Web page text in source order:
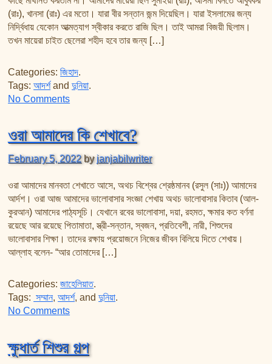
শায়খ আহমদ মুসা জিবরীলের বই সমূহ
(রাঃ), খানসা (রাঃ) এর মতো। যারা বীর সন্তান জন্ম দিয়েছিল। যারা ইসলামের জন্য
নির্দ্বিধায় যেকোন আত্মত্যাগ স্বীকার করতে রাজি ছিল। তাই আমরা বিজয়ী ছিলাম।
তখন মায়েরা চাইত ছেলেরা শহীদ হবে তার জন্য […]
Categories: জিহাদ.
Tags: আদর্শandদুনিয়া.
No Commentson আদর্শ মা
ওরা আমাদের কি শেখাবে?
February 5, 2022 byjanjabilwriter
ওরা আমাদের মানবতা শেখাতে আসে, অথচ বিশ্বের শ্রেষ্ঠমানব (রসুল (সাঃ)) আমাদের
আর্দশ। ওরা আজ আমাদের ভালোবাসার সংজ্ঞা শেখায় অথচ ভালোবাসার কিতাব (আল-
কুরআন) আমাদের পাঠ্যসূচি। যেখানে রবের ভালোবাসা, দয়া, রহমত, ক্ষমার কত বর্ণনা
রয়েছে আর রয়েছে পিতামাতা, স্ত্রী-সন্তান, স্বজন, প্রতিবেশী, নারী, শিশুদের
ভালোবাসার শিক্ষা। তাদের রক্ষায় প্রয়োজনে নিজের জীবন বিলিয়ে দিতে শেখায়।
আল্লাহ বলেন- “আর তোমাদের […]
Categories: জাহেলিয়াত.
Tags: সম্মান,আদর্শ, andদুনিয়া.
No Commentson ওরা আমাদের কি শেখাবে?
ক্ষুধার্ত শিশুর গল্প